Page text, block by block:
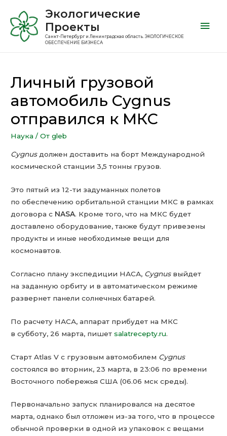
Экологические
Проекты
Санкт-Петербург и Ленинградская область. ЭКОЛОГИЧЕСКОЕ
ОБЕСПЕЧЕНИЕ БИЗНЕСА
Личный грузовой
автомобиль Cygnus
отправился к МКС
Наука / От gleb
Cygnusдолжен доставить на борт Международной
космической станции 3,5 тонны грузов.
Это пятый из 12-ти задуманных полетов
по обеспечению орбитальной станции МКС в рамках
договора с NASA. Кроме того, что на МКС будет
доставлено оборудование, также будут привезены
продукты и иные необходимые вещи для
космонавтов.
Согласно плану экспедиции НАСА, Cygnusвыйдет
на заданную орбиту и в автоматическом режиме
развернет панели солнечных батарей.
По расчету НАСА, аппарат прибудет на МКС
в субботу, 26 марта, пишетsalatrecepty.ru.
Старт Atlas V с грузовым автомобилем Cygnus
состоялся во вторник, 23 марта, в 23:06 по времени
Восточного побережья США (06.06 мск среды).
Первоначально запуск планировался на десятое
марта, однако был отложен из-за того, что в процессе
обычной проверки в одной из упаковок с вещами